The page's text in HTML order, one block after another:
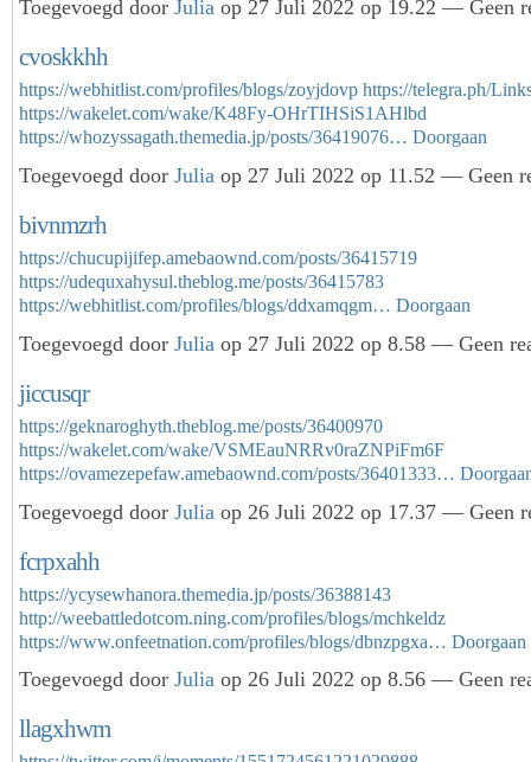
Toegevoegd door Julia op 27 Juli 2022 op 19.22 — Geen
cvoskkhh
https://webhitlist.com/profiles/blogs/zoyjdovp https://telegra.ph/
https://wakelet.com/wake/K48Fy-OHrTIHSiS1AHlbd
https://whozyssagath.themedia.jp/posts/36419076… Doorgaan
Toegevoegd door Julia op 27 Juli 2022 op 11.52 — Geen
bivnmzrh
https://chucupijifep.amebaownd.com/posts/36415719
https://udequxahysul.theblog.me/posts/36415783
https://webhitlist.com/profiles/blogs/ddxamqgm… Doorgaan
Toegevoegd door Julia op 27 Juli 2022 op 8.58 — Geen
jiccusqr
https://geknaroghyth.theblog.me/posts/36400970
https://wakelet.com/wake/VSMEauNRRv0raZNPiFm6F
https://ovamezepefaw.amebaownd.com/posts/36401333…
Toegevoegd door Julia op 26 Juli 2022 op 17.37 — Geen
fcrpxahh
https://ycysewhanora.themedia.jp/posts/36388143
http://weebattledotcom.ning.com/profiles/blogs/mchkeldz
https://www.onfeetnation.com/profiles/blogs/dbnzpgxa… Doorgaan
Toegevoegd door Julia op 26 Juli 2022 op 8.56 — Geen
llagxhwm